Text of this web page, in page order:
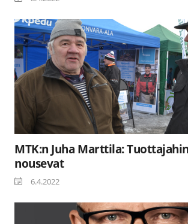
MTK:n Juha Marttila:
nousevat
6.4.2022